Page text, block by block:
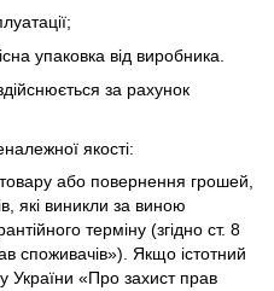
упаковка від виробника.
за рахунок
якості:
або повернення грошей,
які виникли за виною
терміну (згідно ст. 8
споживачів»). Якщо істотний
України «Про захист прав